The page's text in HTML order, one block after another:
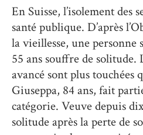
En Suisse, l’isolement des
santé publique. D’après
la vieillesse, une personne
55 ans souffre de solitude.
avancé sont plus touchées
Giuseppa, 84 ans, fait
catégorie. Veuve depuis
solitude après la perte de